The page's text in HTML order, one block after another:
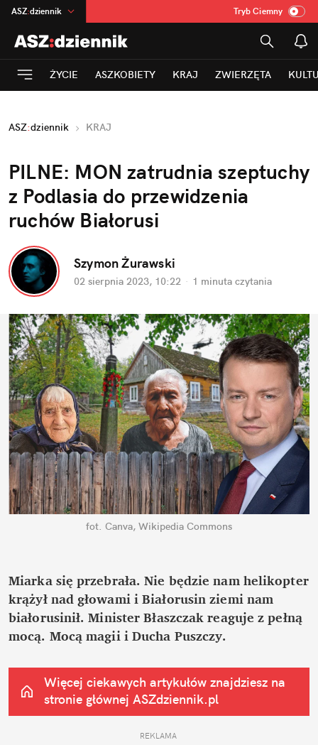
ASZ:dziennik
na:Temat
INN:Poland
mama
Rozrywka
Tryb Ciemny
ŻYCIE ASZKOBIETY KRAJ ZWIERZĘTA
ASZ:dziennik KRAJ
PILNE: MON zatrudnia szeptuchy
z Podlasia do przewidzenia
ruchów Białorusi
Szymon Żurawski
02 sierpnia 2023, 10:22 · 1 minuta czytania
fot. Canva, Wikipedia Commons
Miarka się przebrała. Nie będzie nam helikopter
krążył nad głowami i Białorusin ziemi nam
białorusinił. Minister Błaszczak reaguje z pełną
mocą. Mocą magii i Ducha Puszczy.
Więcej ciekawych artykułów znajdziesz na
stronie głównej ASZdziennik.pl
REKLAMA